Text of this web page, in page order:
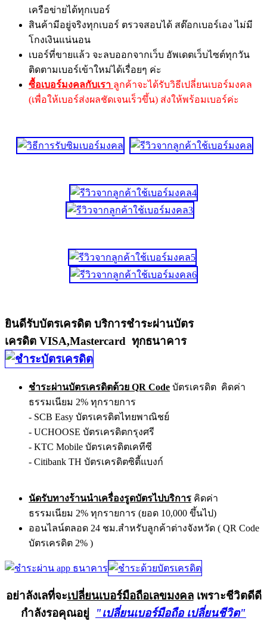
เครือข่ายได้ทุกเบอร์
สินค้ามีอยู่จริงทุกเบอร์ ตรวจสอบได้ สต๊อกเบอร์เอง ไม่มี
โกงเงินแน่นอน
เบอร์ที่ขายแล้ว จะลบออกจากเว็บ อัพเดตเว็บไซต์ทุกวัน
ติดตามเบอร์เข้าใหม่ได้เรื่อยๆ ค่ะ
ซื้อเบอร์มงคลกับเรา ลูกค้าจะได้รับวิธีเปลี่ยนเบอร์มงคล
(เพื่อให้เบอร์ส่งผลชัดเจนเร็วขึ้น) ส่งให้พร้อมเบอร์ค่ะ
ยินดีรับบัตรเครดิต บริการชำระผ่านบัตร
เครดิต VISA,Mastercard ทุกธนาคาร
ชำระผ่านบัตรเครดิตด้วย QR Code บัตรเครดิต คิดค่า
ธรรมเนียม 2% ทุกรายการ
- SCB Easy บัตรเครดิตไทยพาณิชย์
- UCHOOSE บัตรเครดิตกรุงศรี
- KTC Mobile บัตรเครดิตเคทีซี
- Citibank TH บัตรเครดิตซิตี้แบงก์
นัดรับทางร้านนำเครื่องรูดบัตรไปบริการ คิดค่า
ธรรมเนียม 2% ทุกรายการ (ยอด 10,000 ขึ้นไป)
ออนไลน์ตลอด 24 ชม.สำหรับลูกค้าต่างจังหวัด ( QR Code
บัตรเครดิต 2% )
อย่าลังเลที่จะเปลี่ยนเบอร์มือถือเลขมงคลเพราะชีวิตดีดี
กำลังรอคุณอยู่
"เปลี่ยนเบอร์มือถือ เปลี่ยนชีวิต"